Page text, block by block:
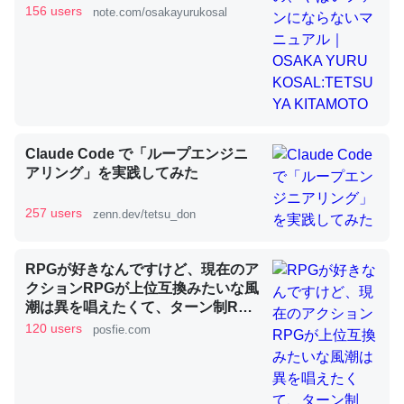
昆虫ってカルシウム少ないのか。知らんかった。調べたら
コオロギのカルシウム分はエビの600分の1程度。
─ニュース :: 【研究発表】昆虫学の大問題＝「昆虫はなぜ海にいな
論文では「淡水はカルシウムも酸素も不足してて両方に不
利だから両方が拮抗してるのでは」とあって面白い。海に
ずキチンを強化してる筈だが、酵素が違うのか？
─ニュース :: 【研究発表】昆虫学の大問題＝「昆虫はなぜ海にいな
いのか」に関する新仮説
KITAMOTO
156 users note.com/osakayurukosal
Claude Code で「ループエンジニ
アリング」を実践してみた
257 users zenn.dev/tetsu_don
RPGが好きなんですけど、現在のア
クションRPGが上位互換みたいな風
潮は異を唱えたくて、ターン制RPG
にはターン制の良さがあると思って
120 users posfie.com